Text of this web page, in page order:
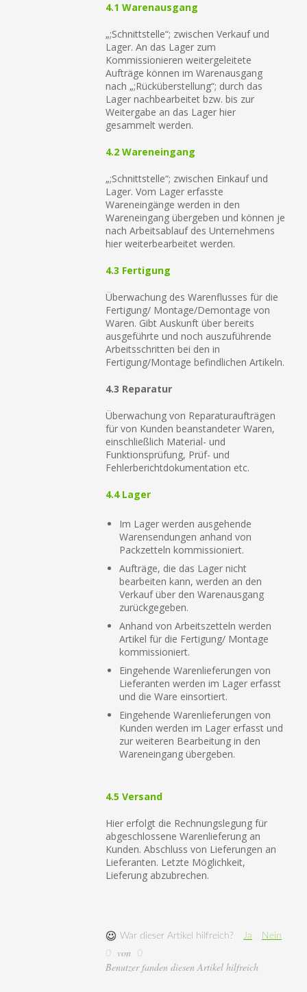
4.1 Warenausgang
„;Schnittstelle“; zwischen Verkauf und
Lager. An das Lager zum
Kommissionieren weitergeleitete
Aufträge können im Warenausgang
nach „;Rücküberstellung“; durch das
Lager nachbearbeitet bzw. bis zur
Weitergabe an das Lager hier
gesammelt werden.
4.2 Wareneingang
„;Schnittstelle“; zwischen Einkauf und
Lager. Vom Lager erfasste
Wareneingänge werden in den
Wareneingang übergeben und können je
nach Arbeitsablauf des Unternehmens
hier weiterbearbeitet werden.
4.3 Fertigung
Überwachung des Warenflusses für die
Fertigung/ Montage/Demontage von
Waren. Gibt Auskunft über bereits
ausgeführte und noch auszuführende
Arbeitsschritten bei den in
Fertigung/Montage befindlichen Artikeln.
4.3 Reparatur
Überwachung von Reparaturaufträgen
für von Kunden beanstandeter Waren,
einschließlich Material- und
Funktionsprüfung, Prüf- und
Fehlerberichtdokumentation etc.
4.4 Lager
Im Lager werden ausgehende
Warensendungen anhand von
Packzetteln kommissioniert.
Aufträge, die das Lager nicht
bearbeiten kann, werden an den
Verkauf über den Warenausgang
zurückgegeben.
Anhand von Arbeitszetteln werden
Artikel für die Fertigung/ Montage
kommissioniert.
Eingehende Warenlieferungen von
Lieferanten werden im Lager erfasst
und die Ware einsortiert.
Eingehende Warenlieferungen von
Kunden werden im Lager erfasst und
zur weiteren Bearbeitung in den
Wareneingang übergeben.
4.5 Versand
Hier erfolgt die Rechnungslegung für
abgeschlossene Warenlieferung an
Kunden. Abschluss von Lieferungen an
Lieferanten. Letzte Möglichkeit,
Lieferung abzubrechen.
War dieser Artikel hilfreich? Ja
Nein
0
von 0
Benutzer fanden diesen Artikel hilfreich